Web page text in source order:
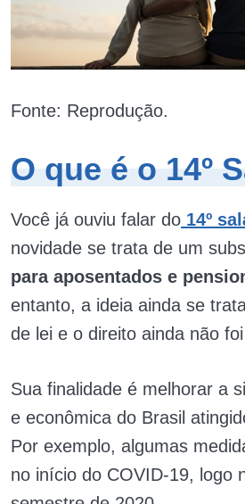
Fonte: Reprodução.
O que é o 14º
Você já ouviu falar do 14º
novidade se trata de um
para aposentados e
entanto, a ideia ainda se
de lei e o direito ainda não
Sua finalidade é melhorar a
e econômica do Brasil
Por exemplo, algumas
no início do COVID-19, logo